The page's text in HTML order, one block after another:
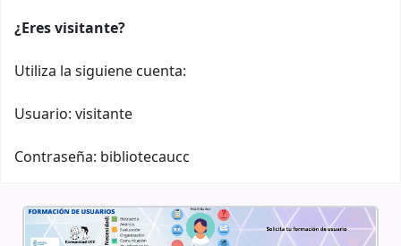
¿Eres visitante?
Utiliza la siguiene cuenta:
Usuario: visitante
Contraseña: bibliotecaucc